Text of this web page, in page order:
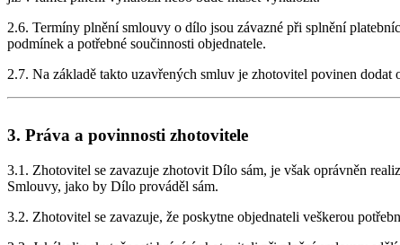
2.6. Termíny plnění smlouvy o dílo jsou závazné při splnění
podmínek a potřebné součinnosti objednatele.
2.7. Na základě takto uzavřených smluv je zhotovitel povinen dodat
3. Práva a povinnosti zhotovitele
3.1. Zhotovitel se zavazuje zhotovit Dílo sám, je však oprávněn
Smlouvy, jako by Dílo prováděl sám.
3.2. Zhotovitel se zavazuje, že poskytne objednateli veškerou